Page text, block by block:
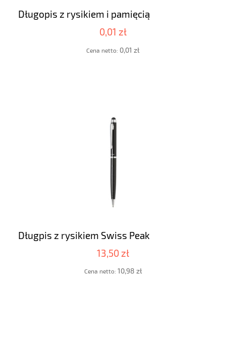
Długopis z rysikiem i pamięcią
0,01 zł
Cena netto: 0,01 zł
Długpis z rysikiem Swiss Peak
13,50 zł
Cena netto: 10,98 zł